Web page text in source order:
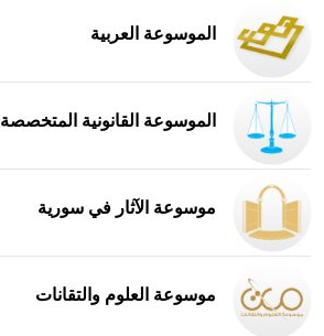
الموسوعة العربية
الموسوعة القانونية المتخصصة
موسوعة الآثار في سورية
موسوعة العلوم والتقانات